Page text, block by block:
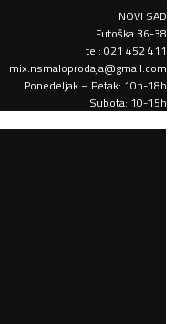
NOVI SAD
Futoška 36-38
tel: 021 452 411
mix.nsmaloprodaja@gmail.com
Ponedeljak – Petak: 10h-18h
Subota: 10-15h